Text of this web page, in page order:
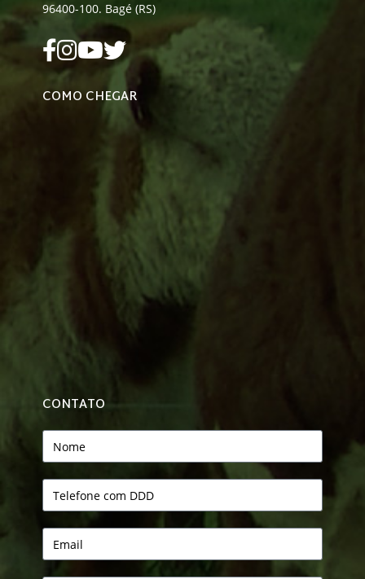
96400-100. Bagé (RS)
COMO CHEGAR
CONTATO